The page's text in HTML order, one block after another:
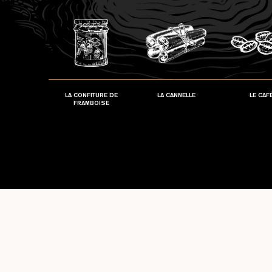
LA CONFITURE DE
FRAMBOISE
LA CANNELLE LE